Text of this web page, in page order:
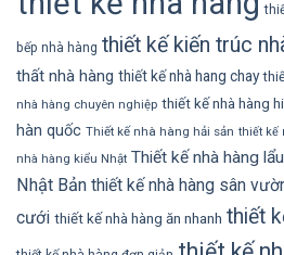
bếp nhà hàng thiết kế kiến trúc
thất nhà hàng thiết kế nhà hang chay
nhà hàng chuyên nghiệp thiết kế nhà hàng
hàn quốc Thiết kế nhà hàng hải sản thiết kế
nhà hàng kiểu Nhật Thiết kế nhà hàng
Nhật Bản thiết kế nhà hàng sân
cưới thiết kế nhà hàng ăn nhanh thiết